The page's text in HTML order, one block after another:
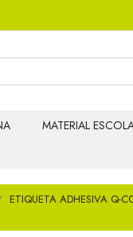
MATERIAL
ETIQUETA ADHESIVA Q-